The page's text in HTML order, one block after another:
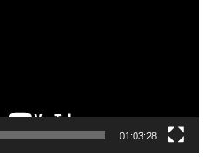
01:03:28